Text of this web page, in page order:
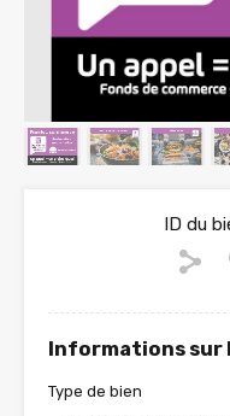
ID du
Informations sur
Type de bien